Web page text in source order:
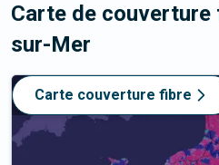
Carte de couverture
sur-Mer
Carte couverture fibre